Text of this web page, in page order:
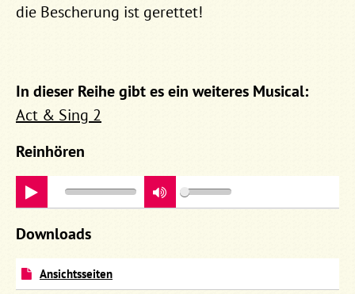
die Bescherung ist gerettet!
In dieser Reihe gibt es ein weiteres Musical:
Act & Sing 2
Reinhören
Downloads
Ansichtsseiten